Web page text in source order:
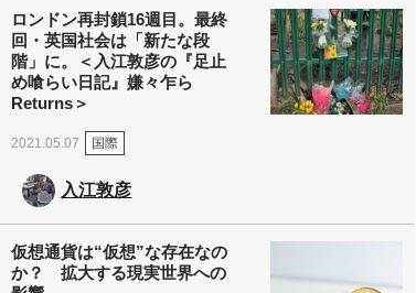
ロンドン再封鎖16週目。最終
回・英国社会は「新たな段
階」に。＜入江敦彦の『足止
め喰らい日記』嫌々乍ら
Returns＞
2021.05.07 国際
入江敦彦
仮想通貨は“仮想”な存在なの
か？ 拡大する現実世界への